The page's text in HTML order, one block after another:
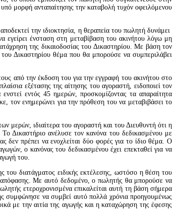
μορφή ανταπαίτησης την καταβολή τυχόν οφειλόμενου
την ιδιοκτησία, η θεραπεία του πωλητή δυνάμει
εγείρει ένσταση στη μεταβίβαση του ακινήτου λόγω μη
της δικαιοδοσίας του Δικαστηρίου. Με βάση τον
του Δικαστηρίου θέμα που θα μπορούσε να συμπεριλάβει
από την έκδοση του για την εγγραφή του ακινήτου στο
εξέτασης της αίτησης του αγοραστή, ειδοποιεί τον
εντός 45 ημερών, προσκομίζοντας τα απαραίτητα
τον ενημερώνει για την πρόθεση του να μεταβιβάσει το
μερών, ιδιαίτερα του αγοραστή και του Διευθυντή ότι η
Δικαστήριο ανέλυσε τον κανόνα του δεδικασμένου με
δεν πρέπει να ενοχλείται δύο φορές για το ίδιο θέμα. Ο
ο κανόνας του δεδικασμένου έχει επεκταθεί για να
του.
του διατάγματος ειδικής εκτέλεσης, ωστόσο η θέση του
Με αυτό δεδομένο, ο πωλητής θα μπορούσε να
ετεροχρονισμένα επικαλείται αυτή τη βάση σήμερα
συμφώνησε να συμβεί αυτό πολλά χρόνια προηγουμένως
με την αιτία της αγωγής και η καταχώρηση της έφεσης